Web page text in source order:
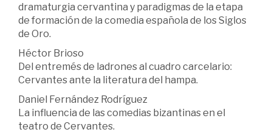
dramaturgia cervantina y paradigmas de la etapa
de formación de la comedia española de los Siglos
de Oro.
Héctor Brioso
Del entremés de ladrones al cuadro carcelario:
Cervantes ante la literatura del hampa.
Daniel Fernández Rodríguez
La influencia de las comedias bizantinas en el
teatro de Cervantes.